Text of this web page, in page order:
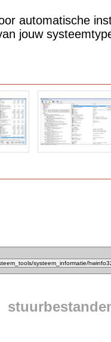
automatische
jouw